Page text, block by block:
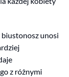
unosi
z różnymi